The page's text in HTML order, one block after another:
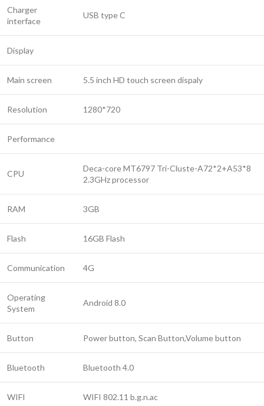
Charger
interface
USB type C
Display
Main screen 5.5 inch HD touch screen dispaly
Resolution 1280*720
Performance
CPU
Deca-core MT6797 Tri-Cluste-A72*2+A53*8
2.3GHz processor
RAM 3GB
Flash 16GB Flash
Communication 4G
Operating
System
Android 8.0
Button Power button, Scan Button,Volume button
Bluetooth Bluetooth 4.0
WIFI WIFI 802.11 b.g.n.ac